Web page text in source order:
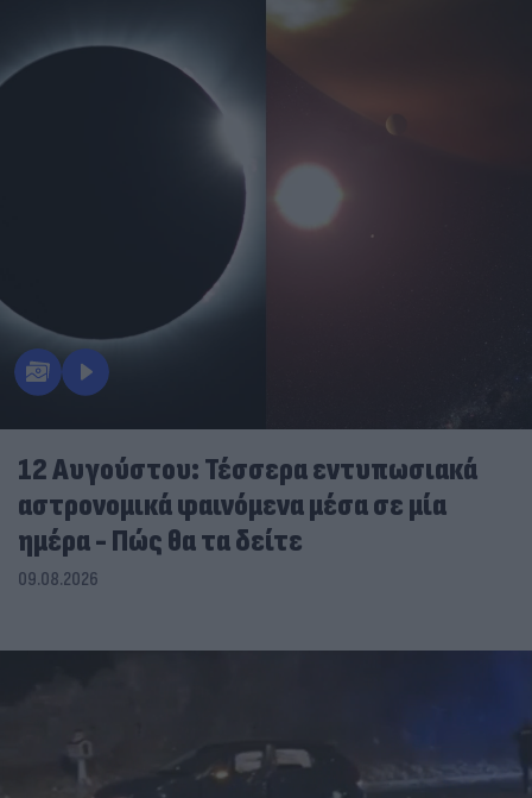
12 Αυγούστου: Τέσσερα εντυπωσιακά
αστρονομικά φαινόμενα μέσα σε μία
ημέρα - Πώς θα τα δείτε
09.08.2026